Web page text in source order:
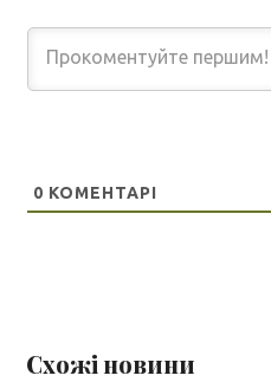
0 КОМЕНТАРІ
Схожі новини